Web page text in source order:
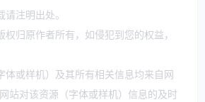
注明出处。
归原作者所有，如侵犯到您的权益，
体或样机）及其所有相关信息均来自网
站对该资源（字体或样机）信息的及时